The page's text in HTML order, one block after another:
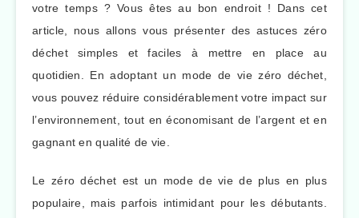
votre temps ? Vous êtes au bon endroit ! Dans cet
article, nous allons vous présenter des astuces zéro
déchet simples et faciles à mettre en place au
quotidien. En adoptant un mode de vie zéro déchet,
vous pouvez réduire considérablement votre impact sur
l’environnement, tout en économisant de l’argent et en
gagnant en qualité de vie.
Le zéro déchet est un mode de vie de plus en plus
populaire, mais parfois intimidant pour les débutants.